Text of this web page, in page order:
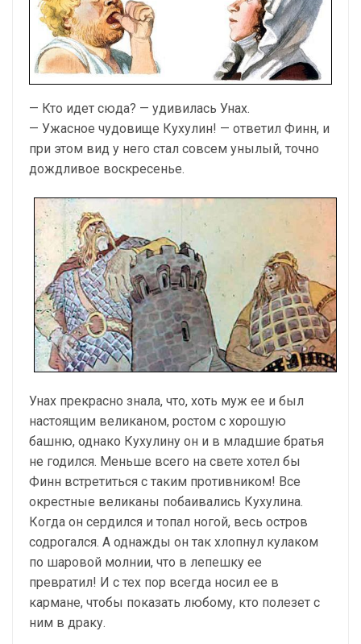
— Кто идет сюда? — удивилась Унах.
— Ужасное чудовище Кухулин! — ответил Финн, и
при этом вид у него стал совсем унылый, точно
дождливое воскресенье.
Унах прекрасно знала, что, хоть муж ее и был
настоящим великаном, ростом с хорошую
башню, однако Кухулину он и в младшие братья
не годился. Меньше всего на свете хотел бы
Финн встретиться с таким противником! Все
окрестные великаны побаивались Кухулина.
Когда он сердился и топал ногой, весь остров
содрогался. А однажды он так хлопнул кулаком
по шаровой молнии, что в лепешку ее
превратил! И с тех пор всегда носил ее в
кармане, чтобы показать любому, кто полезет с
ним в драку.